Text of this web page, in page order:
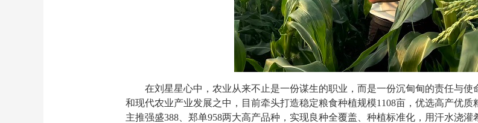
在刘星星心中，农业从来不止是一份谋生的职业，而是一份沉甸甸的责任与
和现代农业产业发展之中，目前牵头打造稳定粮食种植规模1108亩，优选高产优
主推强盛388、郑单958两大高产品种，实现良种全覆盖、种植标准化，用汗水浇